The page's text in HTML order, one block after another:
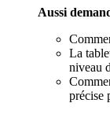
Aussi
La
niveau
précise